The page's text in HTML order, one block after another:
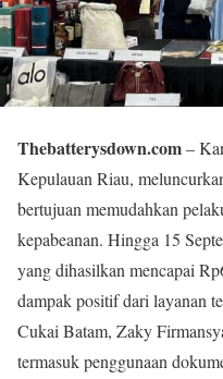
Thebatterysdown.com–
Kepulauan Riau,
bertujuan memudahkan
kepabeanan. Hingga 15
yang dihasilkan mencapai
dampak positif dari layanan
Cukai Batam, Zaky
termasuk penggunaan